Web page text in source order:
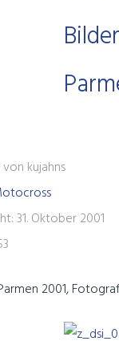
von kujahns
31. Oktober 2001
2001,